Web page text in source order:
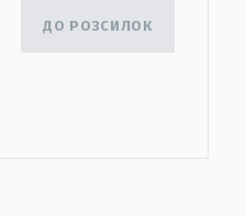
ДО РОЗСИЛОК